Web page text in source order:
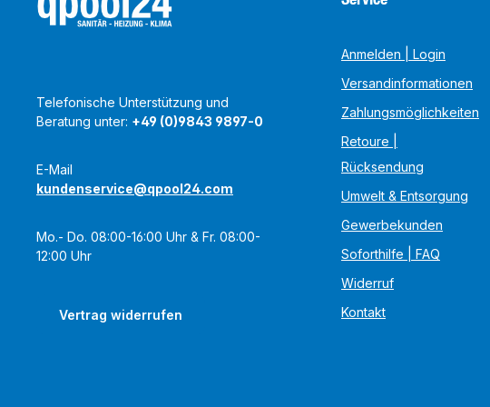
Telefonische Unterstützung und
Beratung unter: +49 (0)9843 9897-0
E-Mail
kundenservice@qpool24.com
Mo.- Do. 08:00-16:00 Uhr & Fr. 08:00-
12:00 Uhr
Vertrag widerrufen
Anmelden | Login
Versandinformationen
Zahlungsmöglichkeiten
Retoure |
Rücksendung
Umwelt & Entsorgung
Gewerbekunden
Soforthilfe | FAQ
Widerruf
Kontakt